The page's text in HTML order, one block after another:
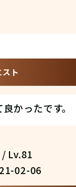
ト
かったです。
Lv.81
02-06